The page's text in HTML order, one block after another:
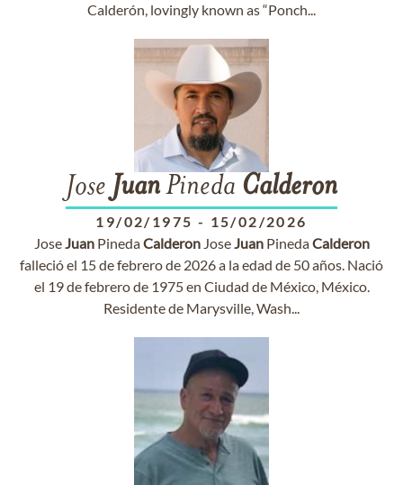
Calderón, lovingly known as “Ponch...
Jose JuanPineda Calderon
19/02/1975 - 15/02/2026
JoseJuanPinedaCalderonJoseJuanPinedaCalderon
falleció el 15 de febrero de 2026 a la edad de 50 años. Nació
el 19 de febrero de 1975 en Ciudad de México, México.
Residente de Marysville, Wash...